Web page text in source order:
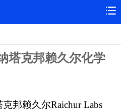
塔克邦赖久尔化学
邦赖久尔Raichur Labs